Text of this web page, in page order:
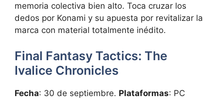
memoria colectiva bien alto. Toca cruzar los
dedos por Konami y su apuesta por revitalizar la
marca con material totalmente inédito.
Final Fantasy Tactics: The
Ivalice Chronicles
Fecha: 30 de septiembre. Plataformas: PC